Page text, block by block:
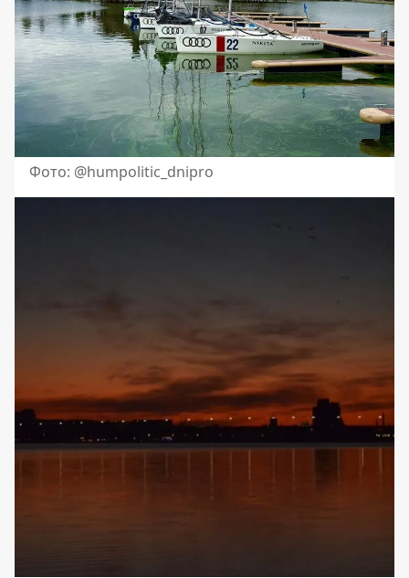
Фото: @humpolitic_dnipro